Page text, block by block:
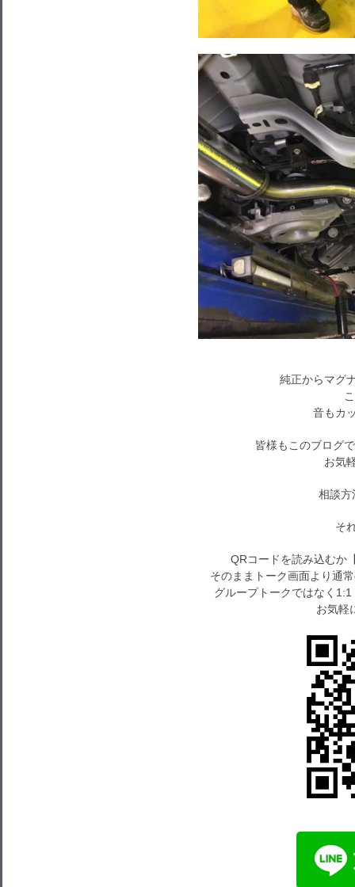
純正からマグ
音もカ
皆様もこのブログ
お気
相談方
そ
QRコードを読み込むか
そのままトーク画面より通
グループトークではなく
お気軽